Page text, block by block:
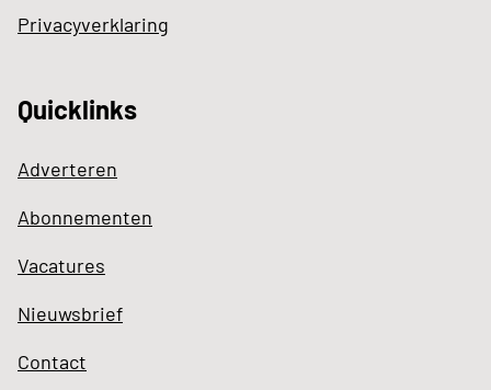
Privacyverklaring
Quicklinks
Adverteren
Abonnementen
Vacatures
Nieuwsbrief
Contact